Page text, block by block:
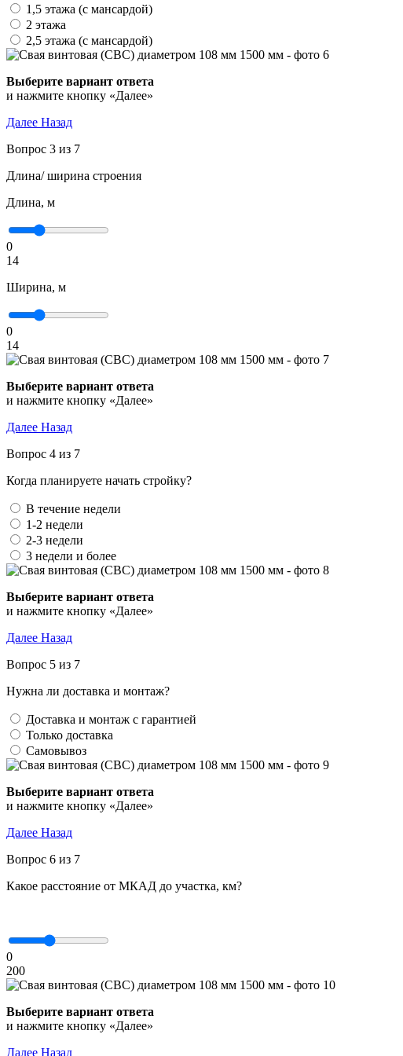
1,5 этажа (с мансардой)
2 этажа
2,5 этажа (с мансардой)
Выберите вариант ответа
и нажмите кнопку «Далее»
Далее Назад
Вопрос 3 из 7
Длина/ ширина строения
Длина, м
0
14
Ширина, м
0
14
Выберите вариант ответа
и нажмите кнопку «Далее»
Далее Назад
Вопрос 4 из 7
Когда планируете начать стройку?
В течение недели
1-2 недели
2-3 недели
3 недели и более
Выберите вариант ответа
и нажмите кнопку «Далее»
Далее Назад
Вопрос 5 из 7
Нужна ли доставка и монтаж?
Доставка и монтаж с гарантией
Только доставка
Самовывоз
Выберите вариант ответа
и нажмите кнопку «Далее»
Далее Назад
Вопрос 6 из 7
Какое расстояние от МКАД до участка, км?
0
200
Выберите вариант ответа
и нажмите кнопку «Далее»
Далее Назад